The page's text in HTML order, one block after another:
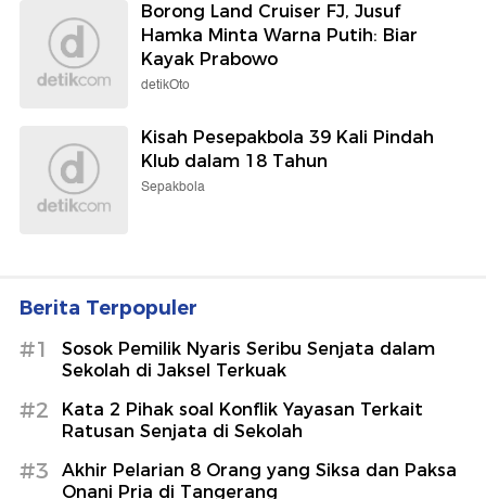
Borong Land Cruiser FJ, Jusuf
Hamka Minta Warna Putih: Biar
Kayak Prabowo
detikOto
Kisah Pesepakbola 39 Kali Pindah
Klub dalam 18 Tahun
Sepakbola
Berita Terpopuler
#1
Sosok Pemilik Nyaris Seribu Senjata dalam
Sekolah di Jaksel Terkuak
#2
Kata 2 Pihak soal Konflik Yayasan Terkait
Ratusan Senjata di Sekolah
#3
Akhir Pelarian 8 Orang yang Siksa dan Paksa
Onani Pria di Tangerang